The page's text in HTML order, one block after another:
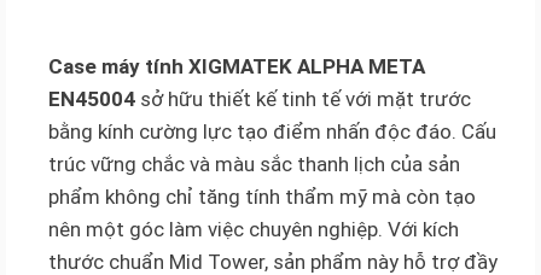
Case máy tính XIGMATEK ALPHA META
EN45004 sở hữu thiết kế tinh tế với mặt trước
bằng kính cường lực tạo điểm nhấn độc đáo. Cấu
trúc vững chắc và màu sắc thanh lịch của sản
phẩm không chỉ tăng tính thẩm mỹ mà còn tạo
nên một góc làm việc chuyên nghiệp. Với kích
thước chuẩn Mid Tower, sản phẩm này hỗ trợ đầy